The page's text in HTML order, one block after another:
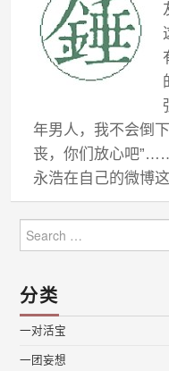
年男人，我不会倒
丧，你们放心吧
永浩在自己的微博这
for:
分类
一对活宝
一团妄想